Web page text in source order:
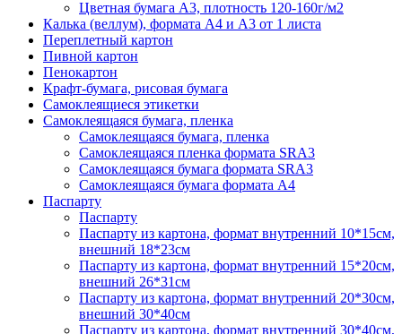
Цветная бумага А3, плотность 120-160г/м2
Калька (веллум), формата А4 и А3 от 1 листа
Переплетный картон
Пивной картон
Пенокартон
Крафт-бумага, рисовая бумага
Самоклеящиеся этикетки
Самоклеящаяся бумага, пленка
Самоклеящаяся бумага, пленка
Самоклеящаяся пленка формата SRА3
Самоклеящаяся бумага формата SRА3
Самоклеящаяся бумага формата А4
Паспарту
Паспарту
Паспарту из картона, формат внутренний 10*15см,
внешний 18*23см
Паспарту из картона, формат внутренний 15*20см,
внешний 26*31см
Паспарту из картона, формат внутренний 20*30см,
внешний 30*40см
Паспарту из картона, формат внутренний 30*40см,